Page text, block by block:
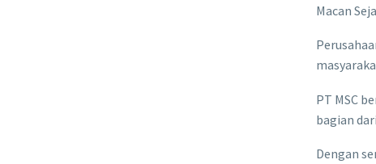
Macan
PT MSC
bagian
Dengan